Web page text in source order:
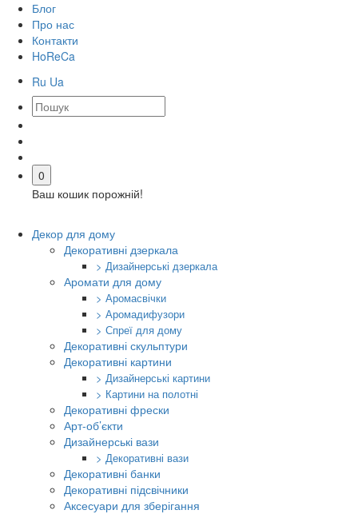
Блог
Про нас
Контакти
HoReCa
Ru Ua
0
Ваш кошик порожній!
Декор для дому
Декоративні дзеркала
> Дизайнерські дзеркала
Аромати для дому
> Аромасвічки
> Аромадифузори
> Спреї для дому
Декоративні скульптури
Декоративні картини
> Дизайнерські картини
> Картини на полотні
Декоративні фрески
Арт-об’єкти
Дизайнерські вази
> Декоративні вази
Декоративні банки
Декоративні підсвічники
Аксесуари для зберігання